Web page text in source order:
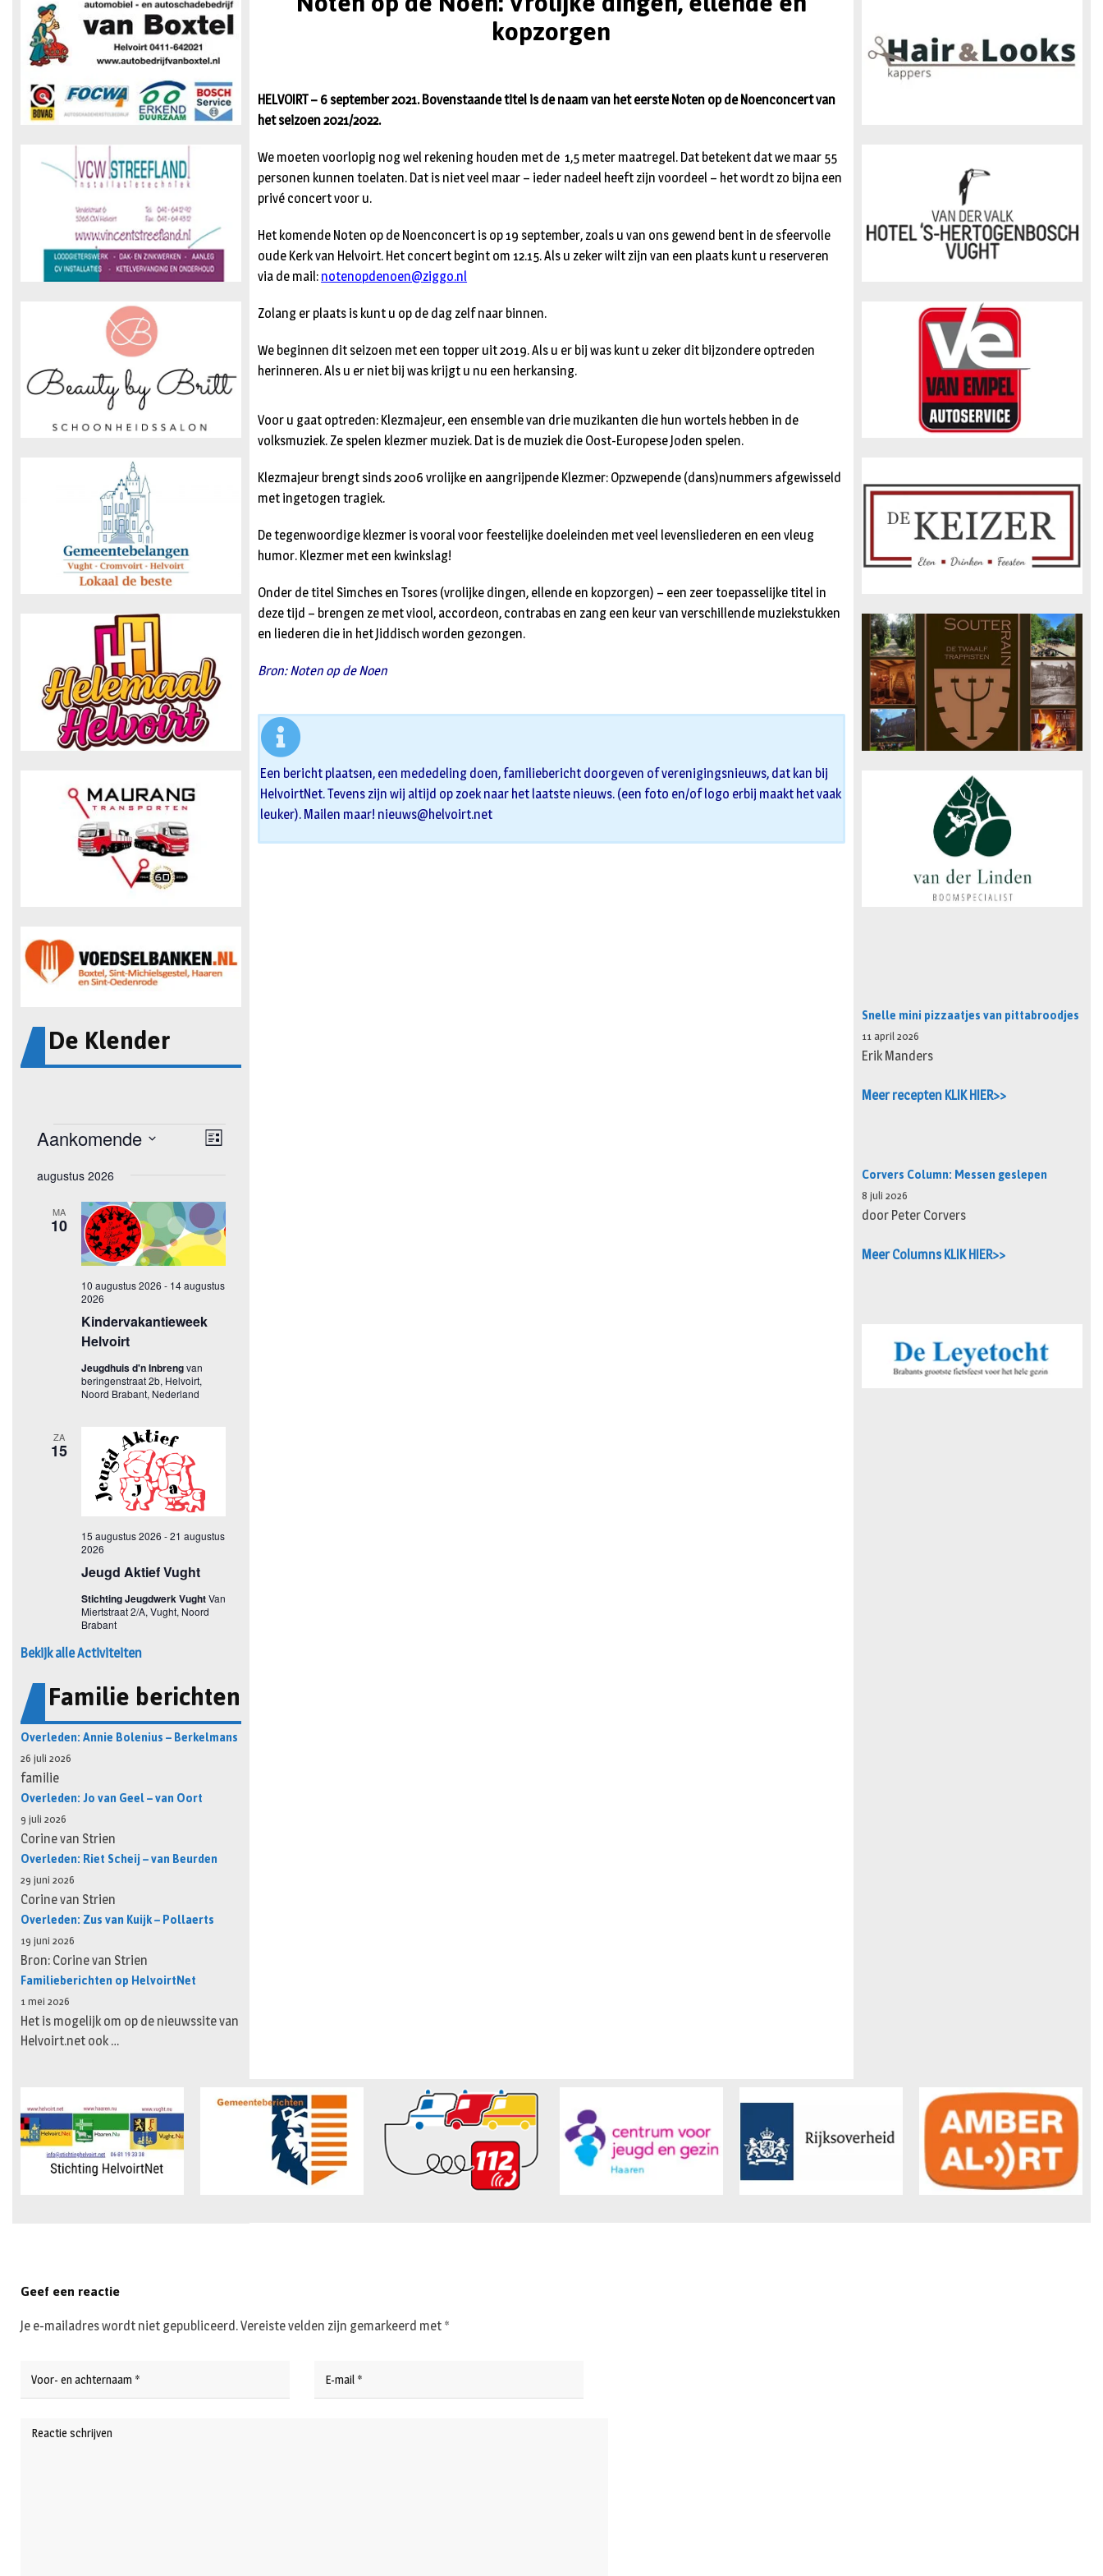
De Klender
Bekijk alle Activiteiten
Familie berichten
Overleden: Annie Bolenius – Berkelmans
26 juli 2026
familie
Overleden: Jo van Geel – van Oort
9 juli 2026
Corine van Strien
Overleden: Riet Scheij – van Beurden
29 juni 2026
Corine van Strien
Overleden: Zus van Kuijk – Pollaerts
19 juni 2026
Bron: Corine van Strien
Familieberichten op HelvoirtNet
1 mei 2026
Het is mogelijk om op de nieuwssite van
Helvoirt.net ook …
kopzorgen
HELVOIRT – 6 september 2021. Bovenstaande titel is de naam van het eerste Noten op de Noenconcert van
het seizoen 2021/2022.
We moeten voorlopig nog wel rekening houden met de 1,5 meter maatregel. Dat betekent dat we maar 55
personen kunnen toelaten. Dat is niet veel maar – ieder nadeel heeft zijn voordeel – het wordt zo bijna een
privé concert voor u.
Het komende Noten op de Noenconcert is op 19 september, zoals u van ons gewend bent in de sfeervolle
oude Kerk van Helvoirt. Het concert begint om 12.15. Als u zeker wilt zijn van een plaats kunt u reserveren
via de mail: notenopdenoen@ziggo.nl
Zolang er plaats is kunt u op de dag zelf naar binnen.
We beginnen dit seizoen met een topper uit 2019. Als u er bij was kunt u zeker dit bijzondere optreden
herinneren. Als u er niet bij was krijgt u nu een herkansing.
Voor u gaat optreden: Klezmajeur, een ensemble van drie muzikanten die hun wortels hebben in de
volksmuziek. Ze spelen klezmer muziek. Dat is de muziek die Oost-Europese Joden spelen.
Klezmajeur brengt sinds 2006 vrolijke en aangrijpende Klezmer: Opzwepende (dans)nummers afgewisseld
met ingetogen tragiek.
De tegenwoordige klezmer is vooral voor feestelijke doeleinden met veel levensliederen en een vleug
humor. Klezmer met een kwinkslag!
Onder de titel Simches en Tsores (vrolijke dingen, ellende en kopzorgen) – een zeer toepasselijke titel in
deze tijd – brengen ze met viool, accordeon, contrabas en zang een keur van verschillende muziekstukken
en liederen die in het Jiddisch worden gezongen.
Bron: Noten op de Noen
Een bericht plaatsen, een mededeling doen, familiebericht doorgeven of verenigingsnieuws, dat kan bij
HelvoirtNet. Tevens zijn wij altijd op zoek naar het laatste nieuws. (een foto en/of logo erbij maakt het vaak
leuker). Mailen maar! nieuws@helvoirt.net
Snelle mini pizzaatjes van pittabroodjes
11 april 2026
Erik Manders
Meer recepten KLIK HIER>>
Corvers Column: Messen geslepen
8 juli 2026
door Peter Corvers
Meer Columns KLIK HIER>>
Geef een reactie
Je e-mailadres wordt niet gepubliceerd.Vereiste velden zijn gemarkeerd met *